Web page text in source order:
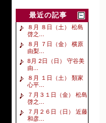
最近の記事
８月 ８日（土） 松島
啓之...
８月 ７日（金） 横原
由梨...
8月 2日（日） 守谷美
由...
８月 １日（土） 類家
心平...
７月３１日（金） 松島
啓之...
７月２６日（日） 近藤
和彦...